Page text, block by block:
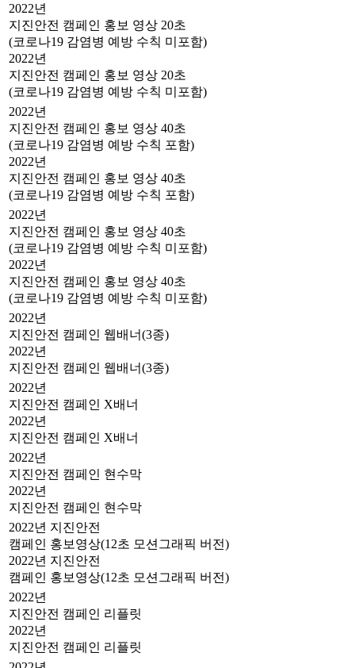
2022년
지진안전 캠페인 홍보 영상 20초
(코로나19 감염병 예방 수칙 미포함)
2022년
지진안전 캠페인 홍보 영상 20초
(코로나19 감염병 예방 수칙 미포함)
2022년
지진안전 캠페인 홍보 영상 40초
(코로나19 감염병 예방 수칙 포함)
2022년
지진안전 캠페인 홍보 영상 40초
(코로나19 감염병 예방 수칙 포함)
2022년
지진안전 캠페인 홍보 영상 40초
(코로나19 감염병 예방 수칙 미포함)
2022년
지진안전 캠페인 홍보 영상 40초
(코로나19 감염병 예방 수칙 미포함)
2022년
지진안전 캠페인 웹배너(3종)
2022년
지진안전 캠페인 웹배너(3종)
2022년
지진안전 캠페인 X배너
2022년
지진안전 캠페인 X배너
2022년
지진안전 캠페인 현수막
2022년
지진안전 캠페인 현수막
2022년 지진안전
캠페인 홍보영상(12초 모션그래픽 버전)
2022년 지진안전
캠페인 홍보영상(12초 모션그래픽 버전)
2022년
지진안전 캠페인 리플릿
2022년
지진안전 캠페인 리플릿